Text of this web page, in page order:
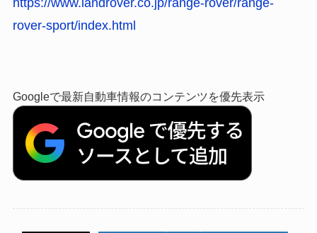
https://www.landrover.co.jp/range-rover/range-
rover-sport/index.html
Googleで最新自動車情報のコンテンツを優先表示